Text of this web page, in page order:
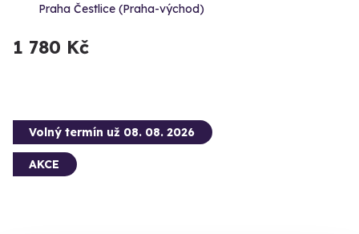
Praha Čestlice (Praha-východ)
1 780 Kč
Volný termín už 08. 08. 2026
AKCE